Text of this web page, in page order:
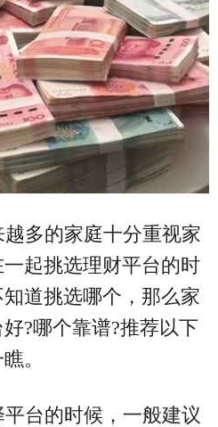
多的家庭十分重视家
起挑选理财平台的时
道挑选哪个，那么家
?哪个靠谱?推荐以下
。
台的时候，一般建议